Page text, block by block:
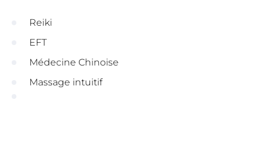
Reiki
EFT
Médecine Chinoise
Massage intuitif